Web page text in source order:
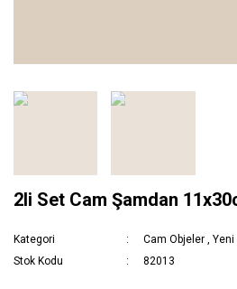
2li Set Cam Şamdan
Kategori Cam Objeler ,Yeni
Stok Kodu
82013